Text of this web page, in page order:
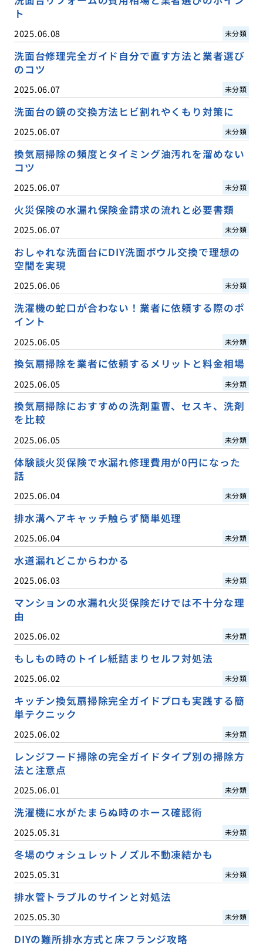
ト
2025.06.08 未分類
洗面台修理完全ガイド自分で直す方法と業者選び
のコツ
2025.06.07 未分類
洗面台の鏡の交換方法ヒビ割れやくもり対策に
2025.06.07 未分類
換気扇掃除の頻度とタイミング油汚れを溜めない
コツ
2025.06.07 未分類
火災保険の水漏れ保険金請求の流れと必要書類
2025.06.07 未分類
おしゃれな洗面台にDIY洗面ボウル交換で理想の
空間を実現
2025.06.06 未分類
洗濯機の蛇口が合わない！業者に依頼する際のポ
イント
2025.06.05 未分類
換気扇掃除を業者に依頼するメリットと料金相場
2025.06.05 未分類
換気扇掃除におすすめの洗剤重曹、セスキ、洗剤
を比較
2025.06.05 未分類
体験談火災保険で水漏れ修理費用が0円になった
話
2025.06.04 未分類
排水溝ヘアキャッチ触らず簡単処理
2025.06.04 未分類
水道漏れどこからわかる
2025.06.03 未分類
マンションの水漏れ火災保険だけでは不十分な理
由
2025.06.02 未分類
もしもの時のトイレ紙詰まりセルフ対処法
2025.06.02 未分類
キッチン換気扇掃除完全ガイドプロも実践する簡
単テクニック
2025.06.02 未分類
レンジフード掃除の完全ガイドタイプ別の掃除方
法と注意点
2025.06.01 未分類
洗濯機に水がたまらぬ時のホース確認術
2025.05.31 未分類
冬場のウォシュレットノズル不動凍結かも
2025.05.31 未分類
排水管トラブルのサインと対処法
2025.05.30 未分類
DIYの難所排水方式と床フランジ攻略